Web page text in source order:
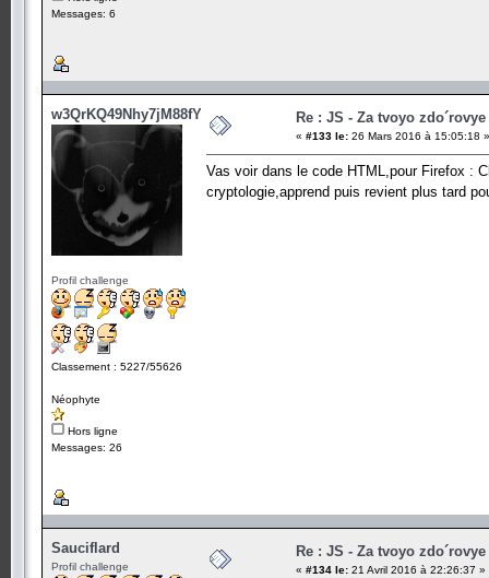
Messages: 6
w3QrKQ49Nhy7jM88fY5
Profil challenge
Classement : 5227/55626
Néophyte
Hors ligne
Messages: 26
Re : JS - Za tvoyo zdo´rovye
« #133 le: 26 Mars 2016 à 15:05:18 »
Vas voir dans le code HTML,pour Firefox :
cryptologie,apprend puis revient plus tard
Sauciflard
Profil challenge
Re : JS - Za tvoyo zdo´rovye
« #134 le: 21 Avril 2016 à 22:26:37 »